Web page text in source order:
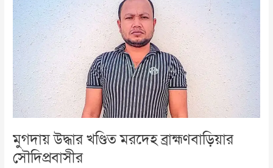
মুগদায় উদ্ধার খণ্ডিত মরদেহ ব্রাহ্মণবাড়িয়ার
সৌদিপ্রবাসীর
ব্রাহ্মণবাড়িয়ার
সৌদিপ্রবাসীর